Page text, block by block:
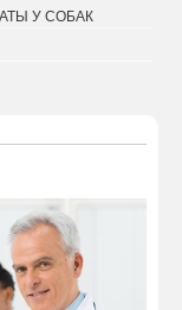
У СОБАК